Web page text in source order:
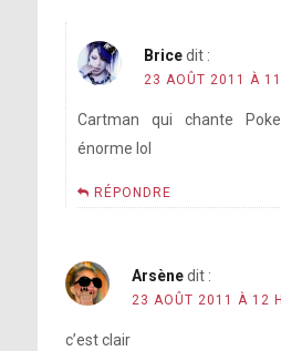
Brice dit :
23 AOÛT 2011 À
Cartman qui chante
énorme lol
RÉPONDRE
Arsène dit :
23 AOÛT 2011 À 12
c’est clair